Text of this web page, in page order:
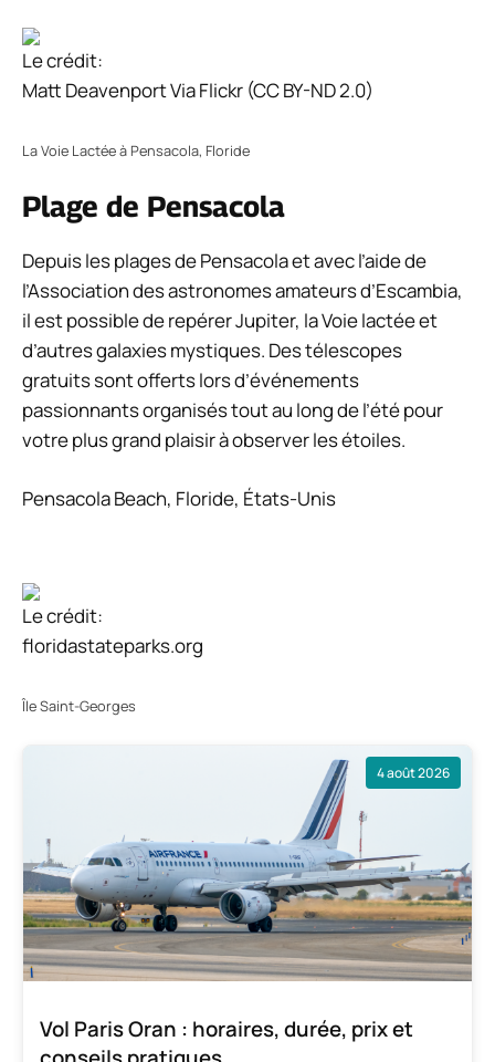
Le crédit:
Matt Deavenport Via Flickr (CC BY-ND 2.0)
La Voie Lactée à Pensacola, Floride
Plage de Pensacola
Depuis les plages de Pensacola et avec l’aide de
l’Association des astronomes amateurs d’Escambia,
il est possible de repérer Jupiter, la Voie lactée et
d’autres galaxies mystiques. Des télescopes
gratuits sont offerts lors d’événements
passionnants organisés tout au long de l’été pour
votre plus grand plaisir à observer les étoiles.
Pensacola Beach, Floride, États-Unis
Le crédit:
floridastateparks.org
Île Saint-Georges
4 août 2026
Vol Paris Oran : horaires, durée, prix et